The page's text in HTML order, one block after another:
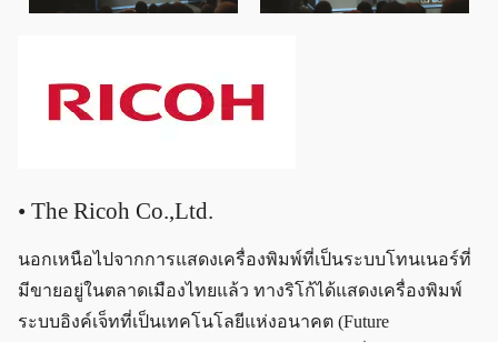
• The Ricoh Co.,Ltd.
นอกเหนือไปจากการแสดงเครื่องพิมพ์ที่เป็นระบบโทนเนอร์ที่
มีขายอยู่ในตลาดเมืองไทยแล้ว ทางริโก้ได้แสดงเครื่องพิมพ์
ระบบอิงค์เจ็ทที่เป็นเทคโนโลยีแห่งอนาคต (Future